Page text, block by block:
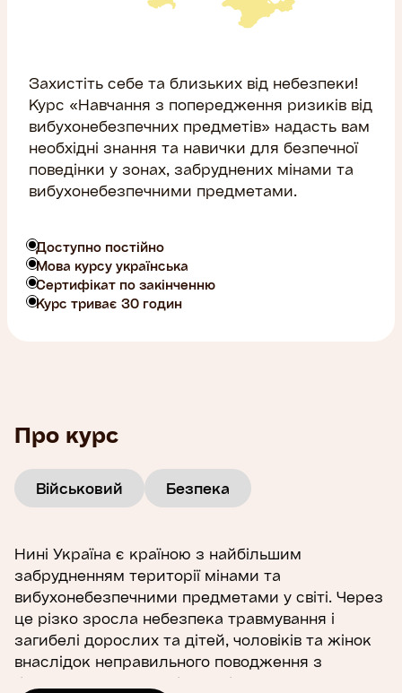
Захистіть себе та близьких від небезпеки!
Курс «Навчання з попередження ризиків від
вибухонебезпечних предметів» надасть вам
необхідні знання та навички для безпечної
поведінки у зонах, забруднених мінами та
вибухонебезпечними предметами.
Доступно постійно
Мова курсу українська
Сертифікат по закінченню
Курс триває 30 годин
Про курс
Військовий Безпека
Нині Україна є країною з найбільшим
забрудненням території мінами та
вибухонебезпечними предметами у світі. Через
це різко зросла небезпека травмування і
загибелі дорослих та дітей, чоловіків та жінок
внаслідок неправильного поводження з
боєприпасами та вибухонебезпечними